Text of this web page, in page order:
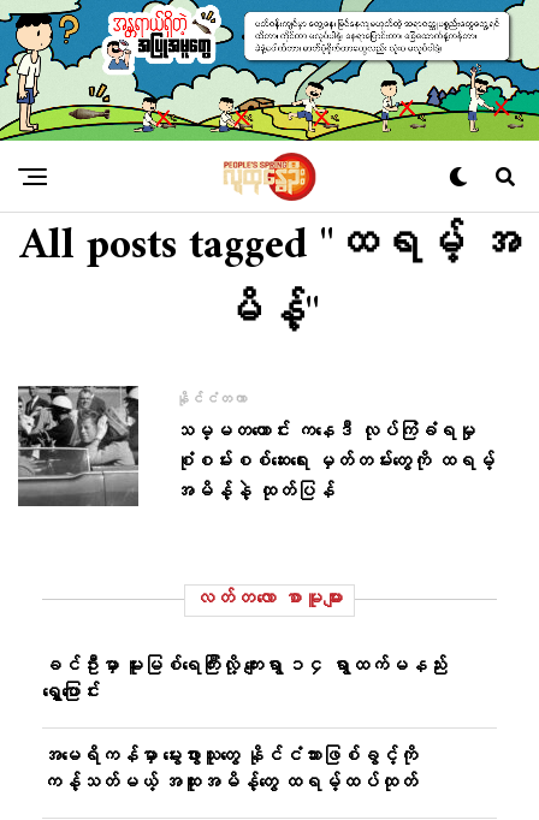
All posts tagged "ထရမ့် အ
မိန့်"
နိုင်ငံတကာ
သမ္မတဟောင်း ကနေဒီ လုပ်ကြံခံရမှု
စုံစမ်းစစ်ဆေးရေး မှတ်တမ်းတွေကို ထရမ့်
အမိန့်နဲ့ ထုတ်ပြန်
လတ်တ‌လော စာမူများ
ခင်ဦးမှာ မူးမြစ်ရေကြီးလို့ ကျေးရွာ ၁၄ ရွာထက်မနည်း
ရွှေ့ပြောင်း
အမေရိကန်မှာ မွေးဖွားသူတွေ နိုင်ငံသားဖြစ်ခွင့်ကို
ကန့်သတ်မယ့် အထူးအမိန့်တွေ ထရမ့်ထပ်ထုတ်